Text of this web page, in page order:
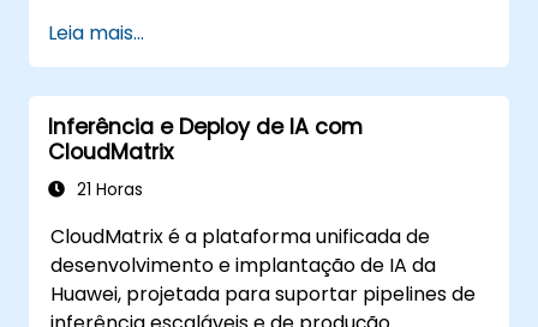
Leia mais...
Inferência e Deploy de IA com
CloudMatrix
21 Horas
CloudMatrix é a plataforma unificada de
desenvolvimento e implantação de IA da
Huawei, projetada para suportar pipelines de